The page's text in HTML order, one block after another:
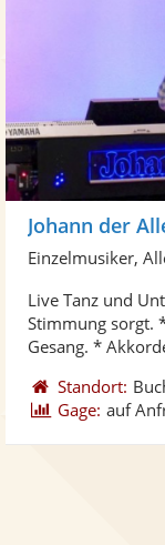
Johann der
Einzelmusiker,
Live Tanz und
Stimmung sorgt.
Gesang. *
Standort:
Gage: auf